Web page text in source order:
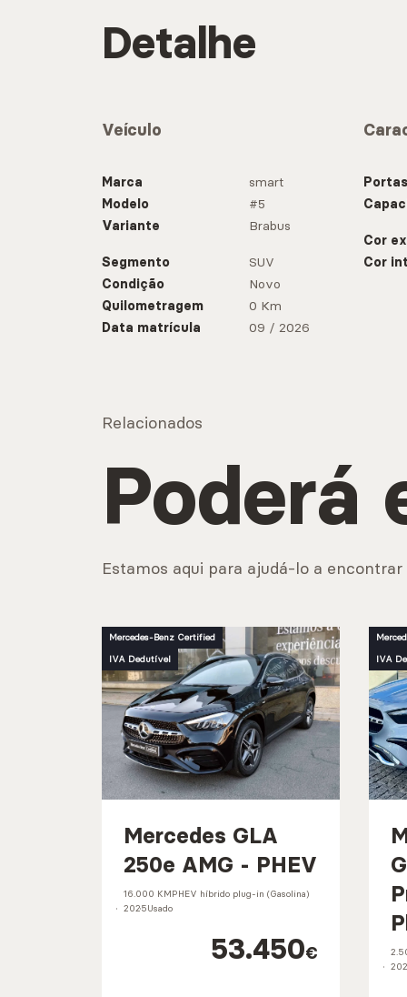
Detalhe
Veículo
Marca
smart
Modelo
#5
Variante
Brabus
Segmento
SUV
Condição
Novo
Quilometragem
0 Km
Data matrícula
09 / 2026
Portas
Cor
Cor
Relacionados
Poderá
Estamos aqui para ajudá-lo a
Mercedes-Benz Certified
IVA Dedutível
Mercedes GLA
250e AMG - PHEV
16.000 KMPHEV híbrido plug-in (Gasolina)
2025Usado
53.450€
IVA